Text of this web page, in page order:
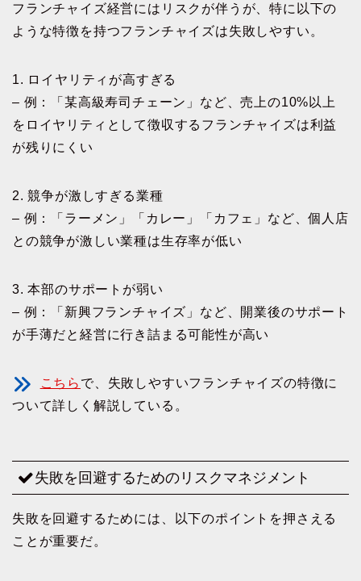
フランチャイズ経営にはリスクが伴うが、特に以下の
ような特徴を持つフランチャイズは失敗しやすい。
1. ロイヤリティが高すぎる
– 例：「某高級寿司チェーン」など、売上の10%以上
をロイヤリティとして徴収するフランチャイズは利益
が残りにくい
2. 競争が激しすぎる業種
– 例：「ラーメン」「カレー」「カフェ」など、個人店
との競争が激しい業種は生存率が低い
3. 本部のサポートが弱い
– 例：「新興フランチャイズ」など、開業後のサポート
が手薄だと経営に行き詰まる可能性が高い
こちら で、失敗しやすいフランチャイズの特徴に
ついて詳しく解説している。
失敗を回避するためのリスクマネジメント
失敗を回避するためには、以下のポイントを押さえる
ことが重要だ。